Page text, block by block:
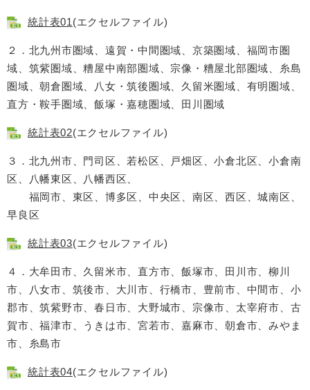
統計表01(エクセルファイル)
２．北九州市圏域、遠賀・中間圏域、京築圏域、福岡市圏
域、筑紫圏域、糟屋中南部圏域、宗像・糟屋北部圏域、糸島
圏域、朝倉圏域、八女・筑後圏域、久留米圏域、有明圏域、
直方・鞍手圏域、飯塚・嘉穂圏域、田川圏域
統計表02(エクセルファイル)
３．北九州市、門司区、若松区、戸畑区、小倉北区、小倉南
区、八幡東区、八幡西区、
福岡市、東区、博多区、中央区、南区、西区、城南区、
早良区
統計表03(エクセルファイル)
４．大牟田市、久留米市、直方市、飯塚市、田川市、柳川
市、八女市、筑後市、大川市、行橋市、豊前市、中間市、小
郡市、筑紫野市、春日市、大野城市、宗像市、太宰府市、古
賀市、福津市、うきは市、宮若市、嘉麻市、朝倉市、みやま
市、糸島市
統計表04(エクセルファイル)